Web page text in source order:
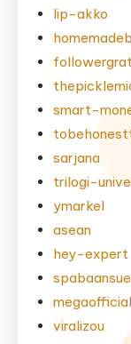
lip-akko
smart-
sarjana
trilogi-
ymarkel
asean
hey-expert
megaofficial
viralizou